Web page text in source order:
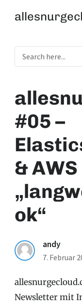
#05 –
&
ok“
andy
7. Februar
Newsletter mit